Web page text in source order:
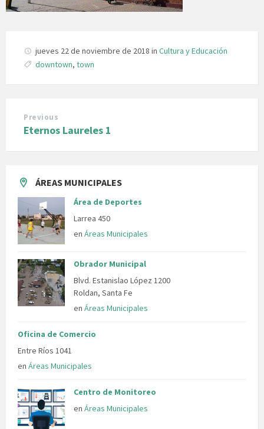
jueves 22 de noviembre de 2018 in Cultura y Educación
downtown, town
Previous
Eternos Laureles 1
ÁREAS MUNICIPALES
Área de Deportes
Larrea 450
en Áreas Municipales
Obrador Municipal
Blvd. Estanislao López 1200
Roldan, Santa Fe
en Áreas Municipales
Oficina de Comercio
Entre Ríos 1041
en Áreas Municipales
Centro de Monitoreo
en Áreas Municipales